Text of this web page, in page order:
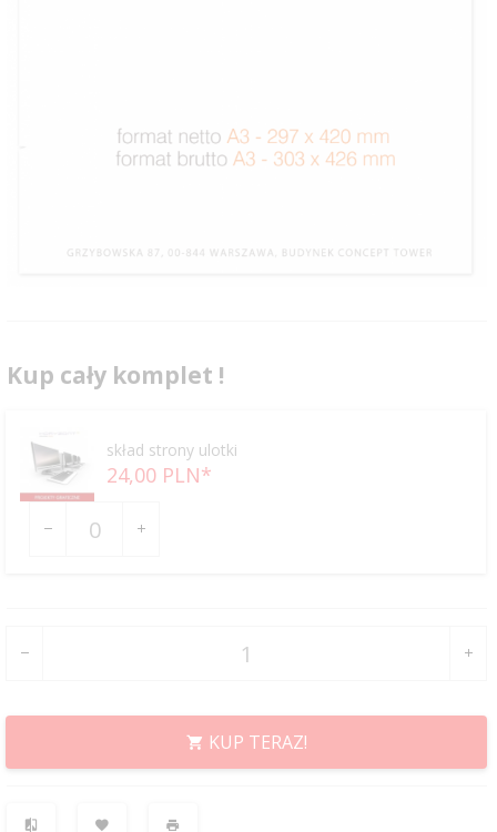
Kup cały komplet !
skład strony ulotki
24,00 PLN*
dla
KUP TERAZ!